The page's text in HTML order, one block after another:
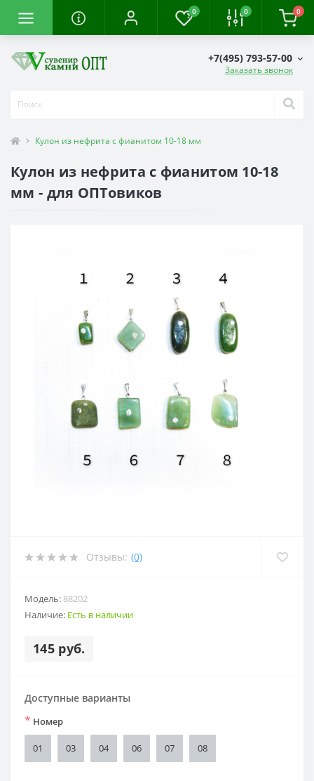
0 0 0
+7(495) 793-57-00
Заказать звонок
Кулон из нефрита с фианитом 10-18 мм
Кулон из нефрита с фианитом 10-18
мм - для ОПТовиков
Отзывы: (0)
Модель: 88202
Наличие: Есть в наличии
145 руб.
Доступные варианты
* Номер
01 03 04 06 07 08